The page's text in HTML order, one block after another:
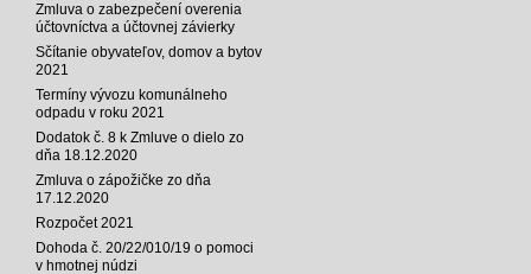
Zmluva o zabezpečení overenia
účtovníctva a účtovnej závierky
Sčítanie obyvateľov, domov a bytov
2021
Termíny vývozu komunálneho
odpadu v roku 2021
Dodatok č. 8 k Zmluve o dielo zo
dňa 18.12.2020
Zmluva o zápožičke zo dňa
17.12.2020
Rozpočet 2021
Dohoda č. 20/22/010/19 o pomoci
v hmotnej núdzi